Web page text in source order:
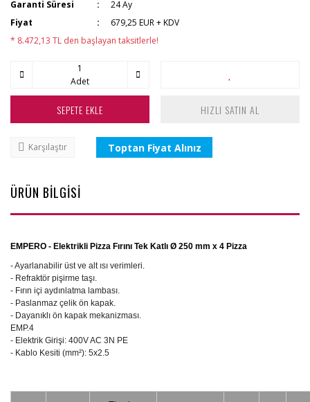
Garanti Süresi
24 Ay
Fiyat
679,25 EUR + KDV
* 8.472,13 TL den başlayan taksitlerle!
Adet
SEPETE EKLE HIZLI SATIN AL
Karşılaştır Toptan Fiyat Alınız
ÜRÜN BİLGİSİ
EMPERO - Elektrikli Pizza Fırını Tek Katlı Ø 250 mm x 4 Pizza
- Ayarlanabilir üst ve alt ısı verimleri.
- Refraktör pişirme taşı.
- Fırın içi aydınlatma lambası.
- Paslanmaz çelik ön kapak.
- Dayanıklı ön kapak mekanizması.
EMP.4
- Elektrik Girişi: 400V AC 3N PE
- Kablo Kesiti (mm²): 5x2.5